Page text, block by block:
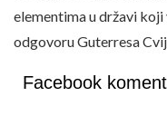
elementima u državi koji
odgovoru Guterresa
Facebook